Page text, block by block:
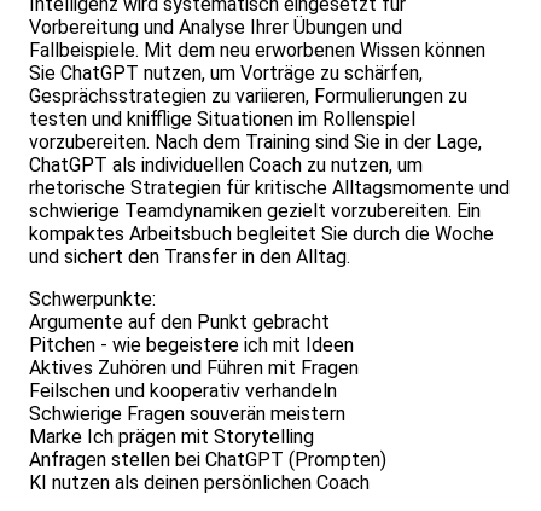
Vorbereitung und Analyse Ihrer Übungen und
Fallbeispiele. Mit dem neu erworbenen Wissen können
Sie ChatGPT nutzen, um Vorträge zu schärfen,
Gesprächsstrategien zu variieren, Formulierungen zu
testen und knifflige Situationen im Rollenspiel
vorzubereiten. Nach dem Training sind Sie in der Lage,
ChatGPT als individuellen Coach zu nutzen, um
rhetorische Strategien für kritische Alltagsmomente und
schwierige Teamdynamiken gezielt vorzubereiten. Ein
kompaktes Arbeitsbuch begleitet Sie durch die Woche
und sichert den Transfer in den Alltag.
Schwerpunkte:
Argumente auf den Punkt gebracht
Pitchen - wie begeistere ich mit Ideen
Aktives Zuhören und Führen mit Fragen
Feilschen und kooperativ verhandeln
Schwierige Fragen souverän meistern
Marke Ich prägen mit Storytelling
Anfragen stellen bei ChatGPT (Prompten)
KI nutzen als deinen persönlichen Coach